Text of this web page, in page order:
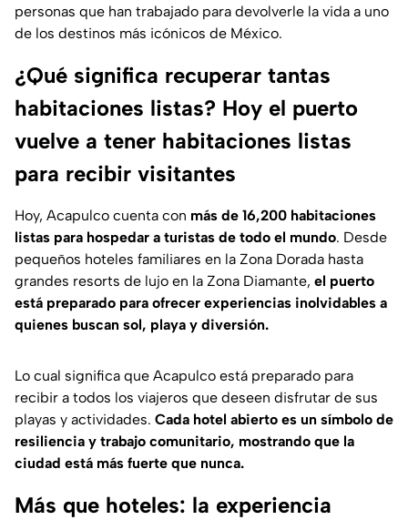
personas que han trabajado para devolverle la vida a uno
de los destinos más icónicos de México.
¿Qué significa recuperar tantas
habitaciones listas? Hoy el puerto
vuelve a tener habitaciones listas
para recibir visitantes
Hoy, Acapulco cuenta con más de 16,200 habitaciones
listas para hospedar a turistas de todo el mundo. Desde
pequeños hoteles familiares en la Zona Dorada hasta
grandes resorts de lujo en la Zona Diamante, el puerto
está preparado para ofrecer experiencias inolvidables a
quienes buscan sol, playa y diversión.
Lo cual significa que Acapulco está preparado para
recibir a todos los viajeros que deseen disfrutar de sus
playas y actividades. Cada hotel abierto es un símbolo de
resiliencia y trabajo comunitario, mostrando que la
ciudad está más fuerte que nunca.
Más que hoteles: la experiencia